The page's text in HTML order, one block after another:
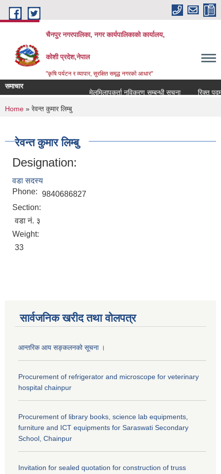
Skip to main content
चैनपुर नगरपालिका, नगर कार्यपालिकाको कार्यालय,
कोशी प्रदेश,नेपाल
"कृषि पर्यटन र व्यापार, सुरक्षित समृद्ध नगरकाे आधार"
समाचार
मेलमिलापकर्ता नविकरण सम्बन्धी सूचना
रिक्त
You are here
Home » रेवन्त कुमार लिम्बु
रेवन्त कुमार लिम्बु
Designation:
वडा सदस्य
Phone: 9840686827
Section:
वडा नं. ३
Weight:
33
सार्वजनिक खरीद तथा वाेलपत्र
आन्तरिक आय सङ्कलनको सूचना ।
Procurement of refrigerator and microscope for veterinary
hospital chainpur
Procurement of library books, science lab equipments,
furniture and ICT equipments for Saraswati Secondary
School, Chainpur
Invitation for sealed quotation for construction of truss